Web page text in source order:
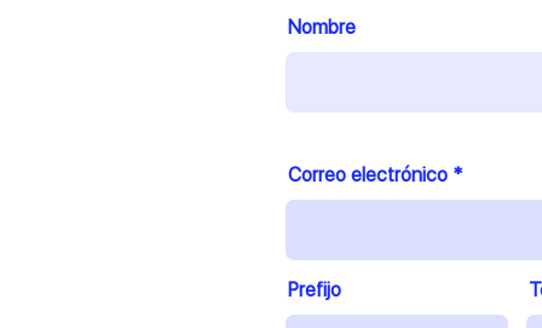
Nombre
Correo electrónico
Prefijo